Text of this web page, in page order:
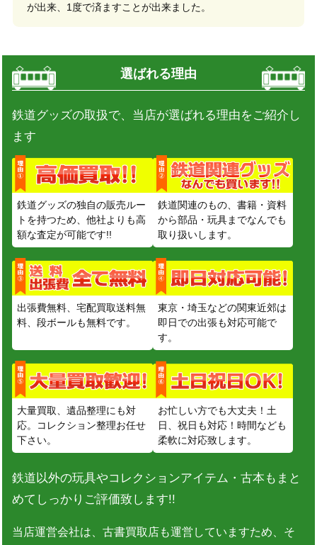
が出来、1度で済ますことが出来ました。
選ばれる理由
鉄道グッズの取扱で、当店が選ばれる理由をご紹介し
ます
鉄道グッズの独自の販売ルー
トを持つため、他社よりも高
額な査定が可能です!!
鉄道関連のもの、書籍・資料
から部品・玩具までなんでも
取り扱いします。
出張費無料、宅配買取送料無
料、段ボールも無料です。
東京・埼玉などの関東近郊は
即日での出張も対応可能で
す。
大量買取、遺品整理にも対
応。コレクション整理お任せ
下さい。
お忙しい方でも大丈夫！土
日、祝日も対応！時間なども
柔軟に対応致します。
鉄道以外の玩具やコレクションアイテム・古本もまと
めてしっかりご評価致します!!
当店運営会社は、古書買取店も運営していますため、そ